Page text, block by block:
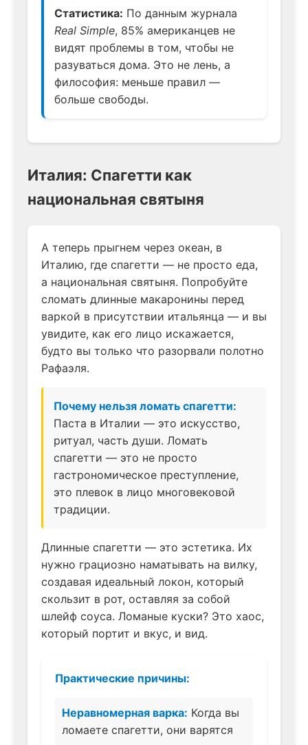
Статистика: По данным журнала
Real Simple, 85% американцев не
видят проблемы в том, чтобы не
разуваться дома. Это не лень, а
философия: меньше правил —
больше свободы.
Италия: Спагетти как
национальная святыня
А теперь прыгнем через океан, в
Италию, где спагетти — не просто еда,
а национальная святыня. Попробуйте
сломать длинные макаронины перед
варкой в присутствии итальянца — и вы
увидите, как его лицо искажается,
будто вы только что разорвали полотно
Рафаэля.
Почему нельзя ломать спагетти:
Паста в Италии — это искусство,
ритуал, часть души. Ломать
спагетти — это не просто
гастрономическое преступление,
это плевок в лицо многовековой
традиции.
Длинные спагетти — это эстетика. Их
нужно грациозно наматывать на вилку,
создавая идеальный локон, который
скользит в рот, оставляя за собой
шлейф соуса. Ломаные куски? Это хаос,
который портит и вкус, и вид.
Практические причины:
Неравномерная варка: Когда вы
ломаете спагетти, они варятся